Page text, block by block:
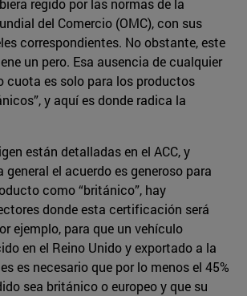
regido por las normas de la
del Comercio (OMC), con sus
correspondientes. No obstante, este
un pero. Esa ausencia de cualquier
cuota es solo para los productos
y aquí es donde radica la
están detalladas en el ACC, y
general el acuerdo es generoso para
como “británico”, hay
donde esta certificación será
ejemplo, para que un vehículo
en el Reino Unido y exportado a la
es necesario que por lo menos el 45%
sea británico o europeo y que su